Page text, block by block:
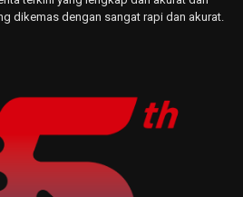
dikemas dengan sangat rapi dan akurat.